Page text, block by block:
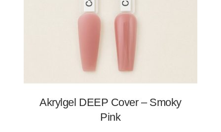
Akrylgel DEEP Cover – Smoky
Pink